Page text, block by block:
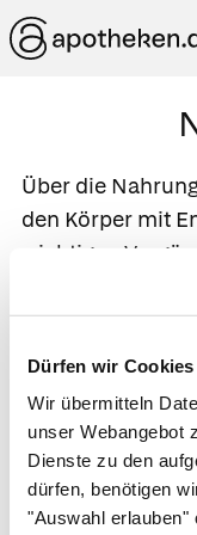
Dürfen wir
Wir übermitteln
unser Webangebot
Dienste zu den
dürfen, benötigen
"Auswahl
Über die
den Körper mit
wichtigen
Eiweißeund
Mineralstoffe und
Körper vor
Radikalen.
stellt der Körper